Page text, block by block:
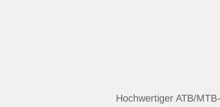
Hochwertiger ATB/